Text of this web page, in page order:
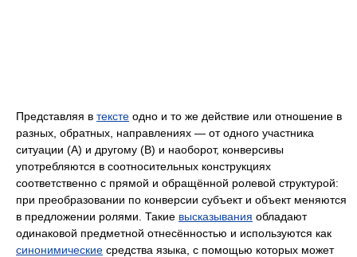
Представляя в тексте одно и то же действие или отношение в
разных, обратных, направлениях — от одного участника
ситуации (A) и другому (B) и наоборот, конверсивы
употребляются в соотносительных конструкциях
соответственно с прямой и обращённой ролевой структурой:
при преобразовании по конверсии субъект и объект меняются
в предложении ролями. Такие высказывания обладают
одинаковой предметной отнесённостью и используются как
синонимические средства языка, с помощью которых может